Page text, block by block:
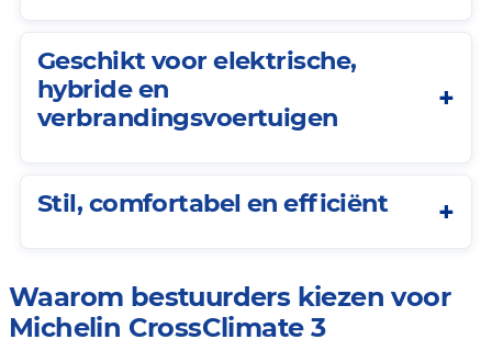
Geschikt voor elektrische,
hybride en
verbrandingsvoertuigen
Stil, comfortabel en efficiënt
Waarom bestuurders kiezen voor
Michelin CrossClimate 3